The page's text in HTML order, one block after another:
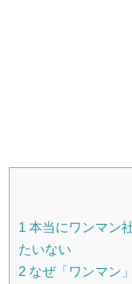
1 本当にワンマン
たいない
2 なぜ「ワンマン